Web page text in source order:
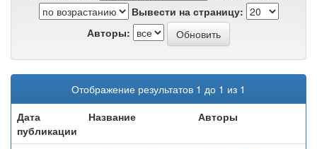
Вывести на страницу:
Авторы:
Отображение результатов 1 до 1 из 1
Дата
публикации
Название Авторы